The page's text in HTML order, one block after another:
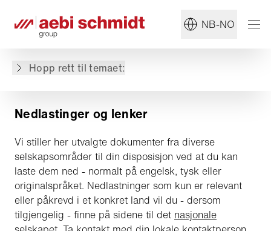
NB-NO
Hopp rett til temaet:
Misjon Null
Fanshop
TeamViewer
Nedlastinger og lenker
Vi stiller her utvalgte dokumenter fra diverse
selskapsområder til din disposisjon ved at du kan
laste dem ned - normalt på engelsk, tysk eller
originalspråket. Nedlastninger som kun er relevant
eller påkrevd i et konkret land vil du - dersom
tilgjengelig - finne på sidene til det nasjonale